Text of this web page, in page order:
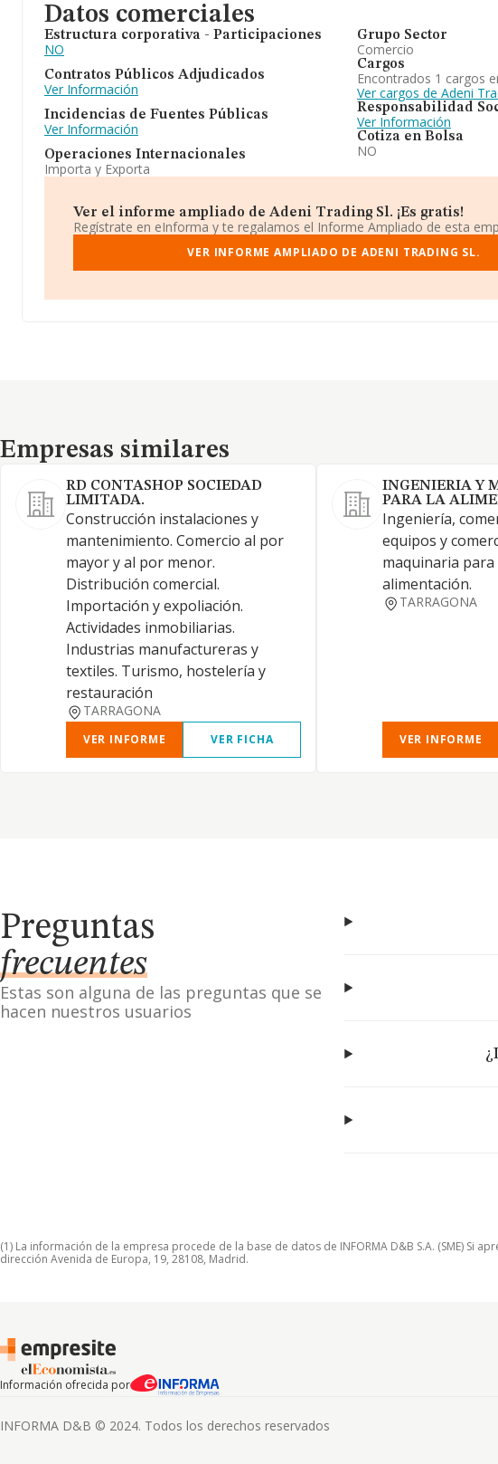
Datos comerciales
Estructura corporativa - Participaciones
NO
Contratos Públicos Adjudicados
Ver Información
Incidencias de Fuentes Públicas
Ver Información
Operaciones Internacionales
Importa y Exporta
Grupo Sector
Comercio
Cargos
Encontrados 1 cargos
Ver cargos de Adeni
Responsabilidad
Ver Información
Cotiza en Bolsa
NO
Ver el informe ampliado de Adeni Trading Sl. ¡Es gratis!
Regístrate en eInforma y te regalamos el Informe Ampliado de esta
VER INFORME AMPLIADO DE ADENI TRADING SL.
Empresas similares
Empresas similares
RD CONTASHOP SOCIEDAD
LIMITADA.
Construcción instalaciones y
mantenimiento. Comercio al por
mayor y al por menor.
Distribución comercial.
Importación y expoliación.
Actividades inmobiliarias.
Industrias manufactureras y
textiles. Turismo, hostelería y
restauración
TARRAGONA
VER INFORME VER FICHA
INGENIERIA Y
PARA LA
Ingeniería,
equipos y
maquinaria para
alimentación.
TARRAGONA
VER INFORME
Preguntas
frecuentes
Estas son alguna de las preguntas que se
hacen nuestros usuarios
(1) La información de la empresa procede de la base de datos de INFORMA D&B S.A. (SME)
dirección Avenida de Europa, 19, 28108, Madrid.
Información ofrecida por
INFORMA D&B © 2024. Todos los derechos reservados